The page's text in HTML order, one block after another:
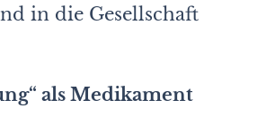
in die Gesellschaft
als Medikament